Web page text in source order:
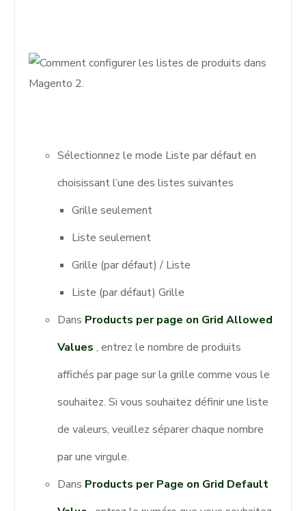
Sélectionnez le mode Liste par défaut en
choisissant l’une des listes suivantes
Grille seulement
Liste seulement
Grille (par défaut) / Liste
Liste (par défaut) Grille
Dans Products per page on Grid Allowed
Values , entrez le nombre de produits
affichés par page sur la grille comme vous le
souhaitez. Si vous souhaitez définir une liste
de valeurs, veuillez séparer chaque nombre
par une virgule.
Dans Products per Page on Grid Default